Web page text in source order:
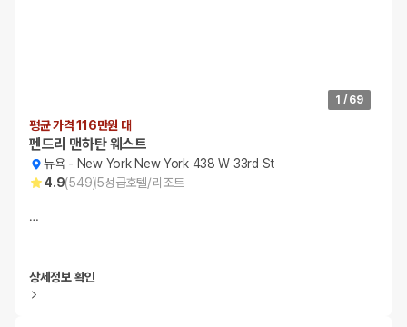
1 / 69
평균 가격 116만원 대
펜드리 맨하탄 웨스트
뉴욕- New York New York 438 W 33rd St
4.9(549)5성급호텔/리조트
…
상세정보 확인